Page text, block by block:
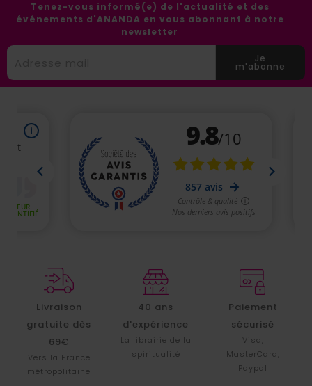
Tenez-vous informé(e) de l'actualité et des
événements d'ANANDA en vous abonnant à notre
newsletter
Je
m'abonne
Livraison
gratuite dès
69€
Vers la France
métropolitaine
40 ans
d'expérience
La librairie de la
spiritualité
Paiement
sécurisé
Visa,
MasterCard,
Paypal